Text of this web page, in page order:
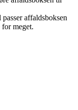
affaldsboksen
meget.